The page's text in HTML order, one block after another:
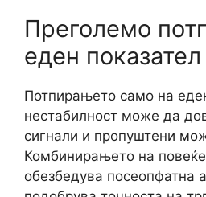
Преголемо
еден показател
Потпирањето само на
нестабилност може да
сигнали и пропуштени
Комбинирањето на
обезбедува посеопфатна